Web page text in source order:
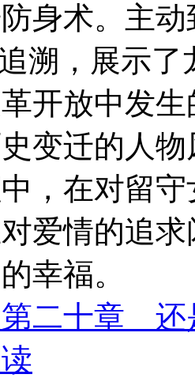
身术。主
溯，展示
开放中发
变迁的人
，在对留
爱情的追
幸福。
二十章 还